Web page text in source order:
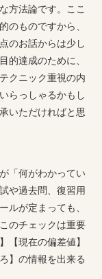
方法論です。ここ
のものですから、
のお話からは少し
的達成のために、
クニック重視の内
らっしゃるかもし
いただければと思
「何がわかってい
や過去問、復習用
ルが定まっても、
のチェックは重要
【現在の偏差値】
】の情報を出来る